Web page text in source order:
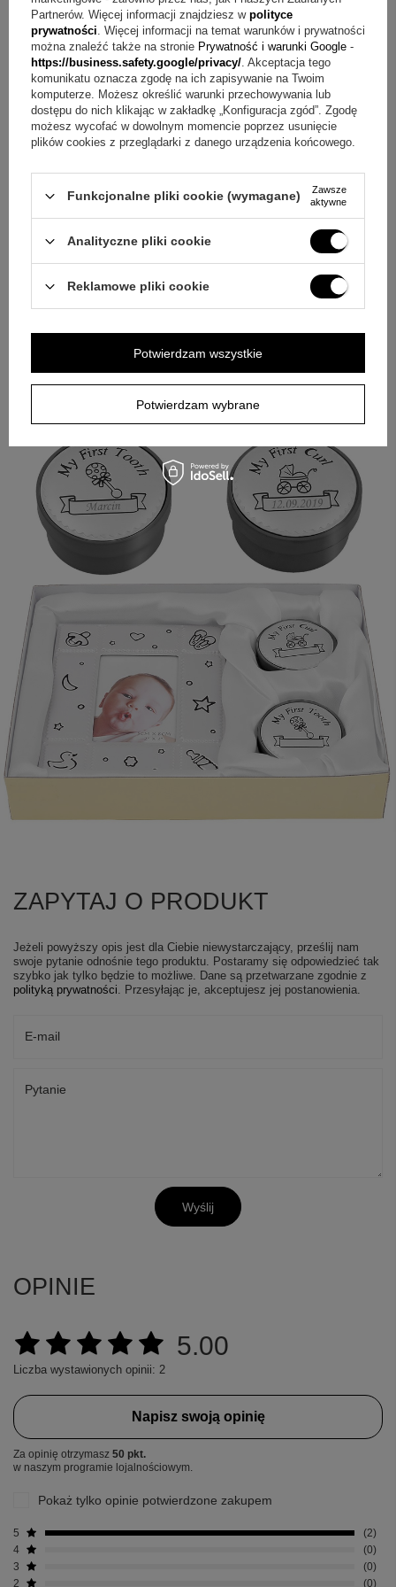
5
Zobacz więcej
Zdjęcie do ramki umieszcza się we własnym zakresie.
Pytanie:Jakie okazje pasują do tego zestawu?Odpowiedź:
To upominek na urodziny, roczek, Chrzest Św. lub inną
wyjątkową okazję.
Pytanie: Jak zapakowany jest komplet? Odpowiedź:
skład zestawu wchodzi pudełko tekturowe.
Mały przedmiot, wielkie emocje
Ten komplet łączy ramkę na zdjęcie oraz dwa puzderka,
które pomagają zachować pierwsze wspomnienia dziecka w
uporządkowany sposób. Dedykacja oraz grawer z imieniem
dziecka i datą chrztu lub urodzin sprawiają, że prezent
nabiera osobistego znaczenia. Jeśli zależy Ci na pamiątce,
na drobiazgi, ten zestaw spełni tę rolę.
ZAPYTAJ O PRODUKT
Jeżeli powyższy opis jest dla Ciebie niewystarczający, prześlij nam
swoje pytanie odnośnie tego produktu. Postaramy się odpowiedzieć tak
szybko jak tylko będzie to możliwe. Dane są przetwarzane zgodnie z
polityką prywatności. Przesyłając je, akceptujesz jej postanowienia.
E-mail
Pytanie
Wyślij
OPINIE
5.00
Liczba wystawionych opinii: 2
Napisz swoją opinię
Za opinię otrzymasz 50 pkt.
w naszym programie lojalnościowym.
Pokaż tylko opinie potwierdzone zakupem
5
2
4
0
3
0
2
0
Partnerów. Więcej informacji znajdziesz w polityce
prywatności. Więcej informacji na temat warunków i prywatności
można znaleźć także na stronie Prywatność i warunki Google -
https://business.safety.google/privacy/. Akceptacja tego
komunikatu oznacza zgodę na ich zapisywanie na Twoim
komputerze. Możesz określić warunki przechowywania lub
dostępu do nich klikając w zakładkę „Konfiguracja zgód”. Zgodę
możesz wycofać w dowolnym momencie poprzez usunięcie
plików cookies z przeglądarki z danego urządzenia końcowego.
Funkcjonalne pliki cookie (wymagane)
Zawsze
aktywne
Analityczne pliki cookie
Reklamowe pliki cookie
Potwierdzam wybrane
Potwierdzam wszystkie